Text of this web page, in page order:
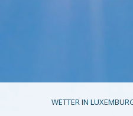
WETTER IN